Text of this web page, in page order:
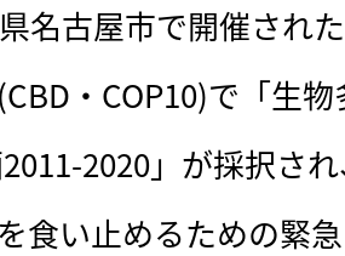
名古屋市で開催され
・COP10)で「生
2020」が採択さ
食い止めるための緊